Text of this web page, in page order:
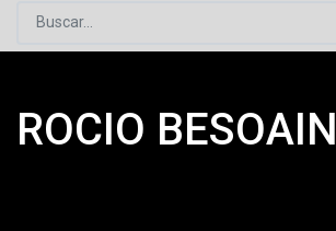
Buscar...
Portada »Planeo Hoy »Rocio Besoain
ROCIO BESOAIN